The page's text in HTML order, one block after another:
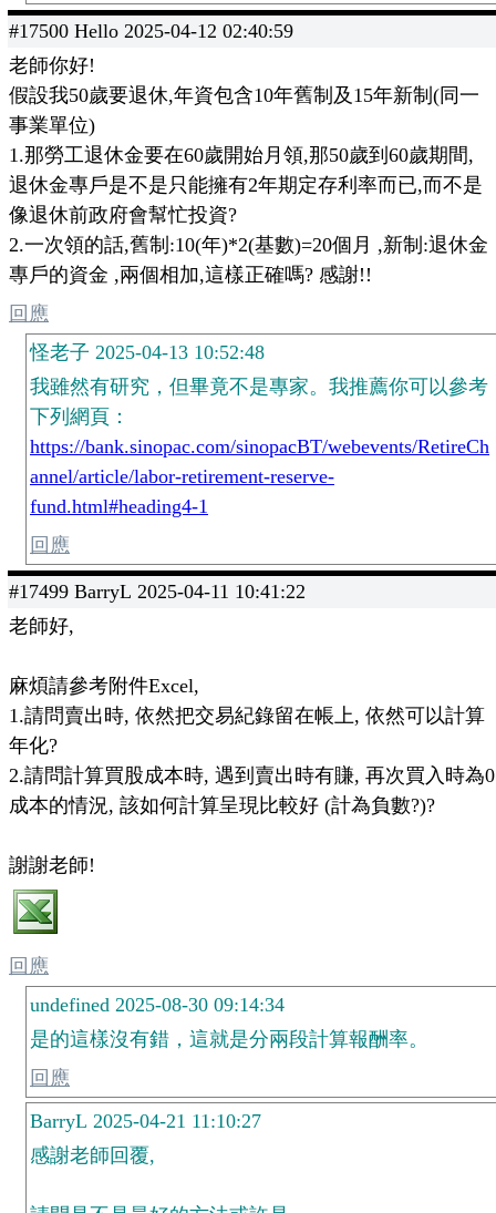
#17500 Hello 2025-04-12 02:40:59
老師你好!
假設我50歲要退休,年資包含10年舊制及15年新制(同一
事業單位)
1.那勞工退休金要在60歲開始月領,那50歲到60歲期間,
退休金專戶是不是只能擁有2年期定存利率而已,而不是
像退休前政府會幫忙投資?
2.一次領的話,舊制:10(年)*2(基數)=20個月 ,新制:退休金
專戶的資金 ,兩個相加,這樣正確嗎? 感謝!!
回應
怪老子 2025-04-13 10:52:48
我雖然有研究，但畢竟不是專家。我推薦你可以參考
下列網頁：
https://bank.sinopac.com/sinopacBT/webevents/RetireCh
annel/article/labor-retirement-reserve-
fund.html#heading4-1
回應
#17499 BarryL 2025-04-11 10:41:22
老師好,
麻煩請參考附件Excel,
1.請問賣出時, 依然把交易紀錄留在帳上, 依然可以計算
年化?
2.請問計算買股成本時, 遇到賣出時有賺, 再次買入時為0
成本的情況, 該如何計算呈現比較好 (計為負數?)?
謝謝老師!
回應
undefined 2025-08-30 09:14:34
是的這樣沒有錯，這就是分兩段計算報酬率。
回應
BarryL 2025-04-21 11:10:27
感謝老師回覆,